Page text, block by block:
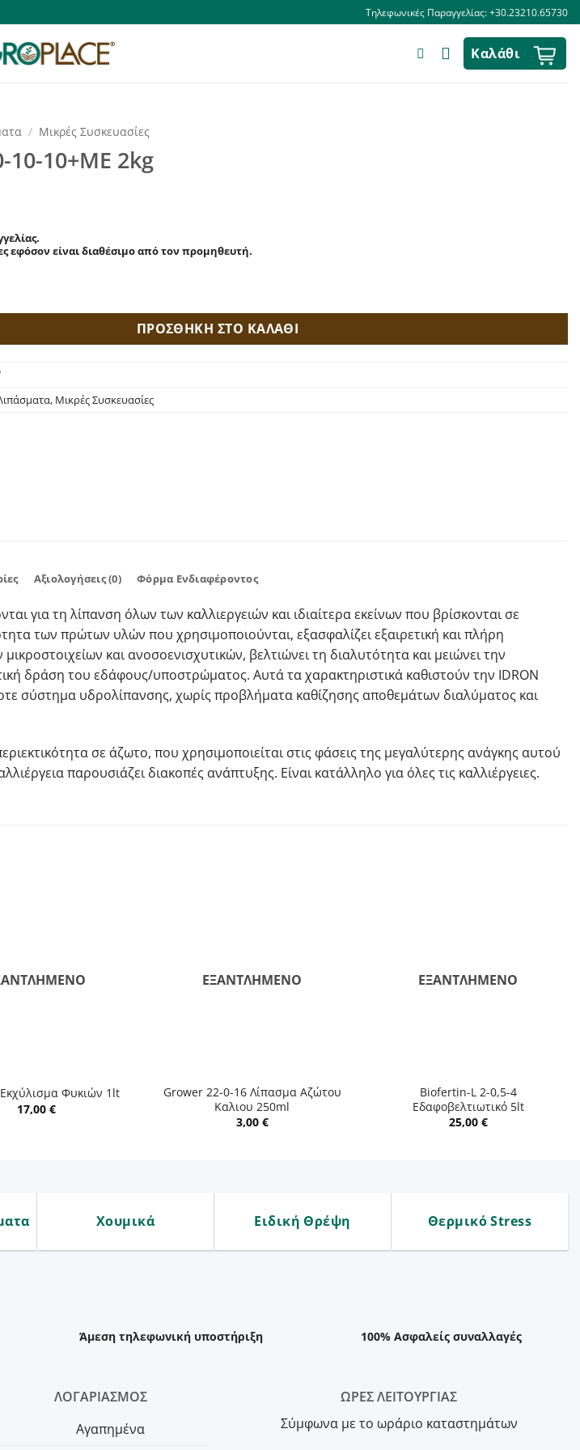
Τηλεφωνικές Παραγγελίας: +30.23210.65730
Καλάθι
/ Μικρές Συσκευασίες
10-10+ME 2kg
εφόσον είναι διαθέσιμο από τον προμηθευτή.
ποσότητα
ΠΡΟΣΘΗΚΗ ΣΤΟ ΚΑΛΑΘΙ
, Μικρές Συσκευασίες
Αξιολογήσεις (0) Φόρμα Ενδιαφέροντος
για τη λίπανση όλων των καλλιεργειών και ιδιαίτερα εκείνων που βρίσκονται σε
των πρώτων υλών που χρησιμοποιούνται, εξασφαλίζει εξαιρετική και πλήρη
και ανοσοενισχυτικών, βελτιώνει τη διαλυτότητα και μειώνει την
δράση του εδάφους/υποστρώματος. Αυτά τα χαρακτηριστικά καθιστούν την IDRON
σύστημα υδρολίπανσης, χωρίς προβλήματα καθίζησης αποθεμάτων διαλύματος και
σε άζωτο, που χρησιμοποιείται στις φάσεις της μεγαλύτερης ανάγκης αυτού
παρουσιάζει διακοπές ανάπτυξης. Είναι κατάλληλο για όλες τις καλλιέργειες.
Φυκιών 1lt
17,00 €
ΕΞΑΝΤΛΗΜΈΝΟ
Grower 22-0-16 Λίπασμα Αζώτου
Καλιου 250ml
3,00 €
ΕΞΑΝΤΛΗΜΈΝΟ
Biofertin-L 2-0,5-4
Εδαφοβελτιωτικό 5lt
25,00 €
Χουμικά Ειδική Θρέψη Θερμικό Stress
Άμεση τηλεφωνική υποστήριξη 100% Ασφαλείς συναλλαγές
ΛΟΓΑΡΙΑΣΜΟΣ
Αγαπημένα
ΩΡΕΣ ΛΕΙΤΟΥΡΓΙΑΣ
Σύμφωνα με το ωράριο καταστημάτων